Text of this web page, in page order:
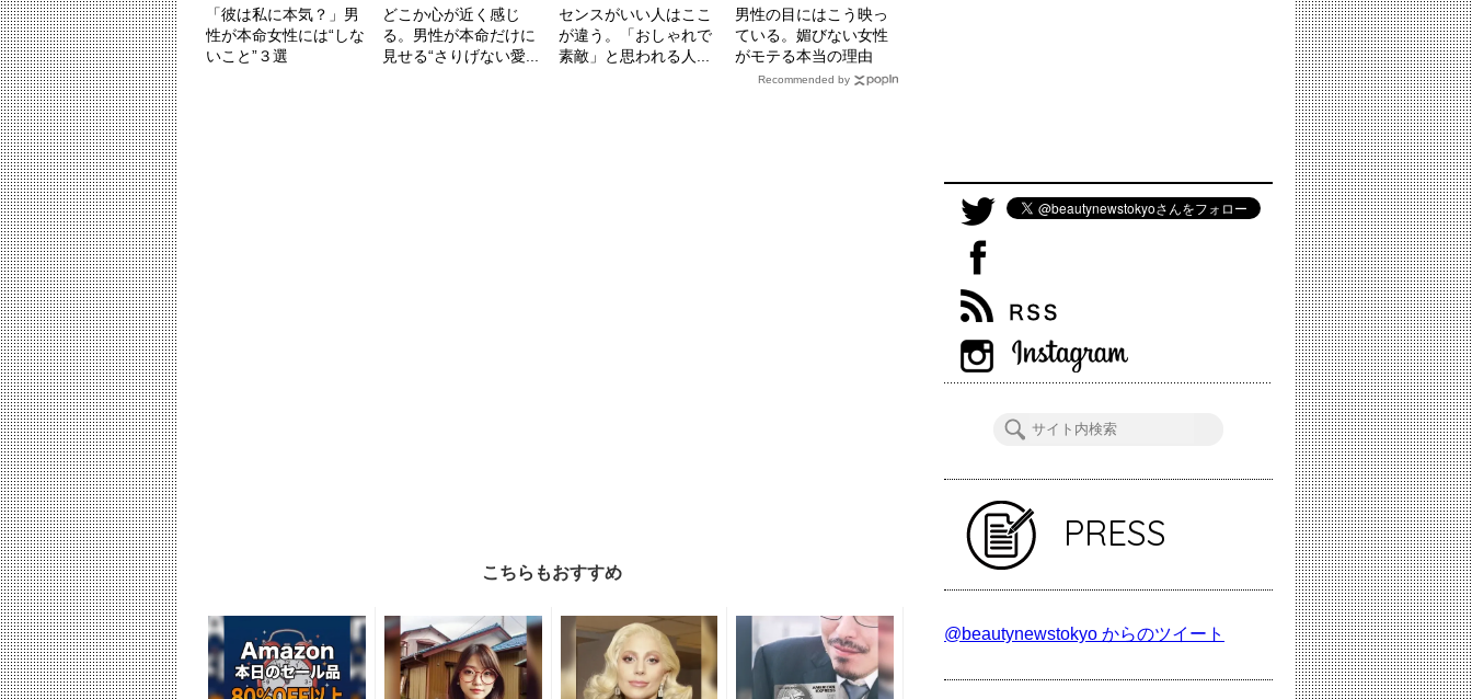
「彼は私に本気？」男
性が本命女性には“しな
いこと”３選
どこか心が近く感じ
る。男性が本命だけに
見せる“さりげない愛...
センスがいい人はここ
が違う。「おしゃれで
素敵」と思われる人...
男性の目にはこう映っ
ている。媚びない女性
がモテる本当の理由
Recommended by
こちらもおすすめ
PRESS
@beautynewstokyo からのツイート